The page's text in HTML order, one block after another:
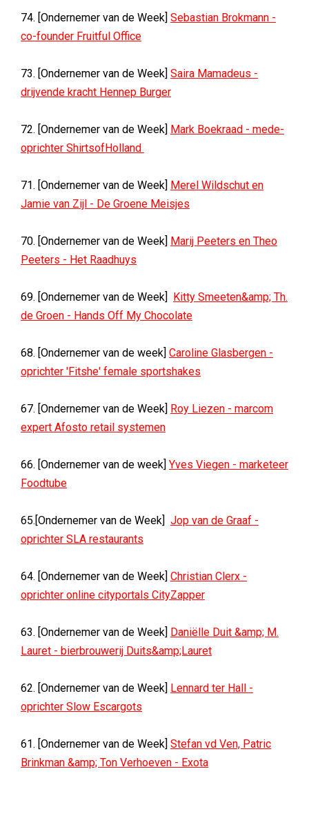
74. [Ondernemer van de Week] Sebastian Brokmann -
co-founder Fruitful Office
73. [Ondernemer van de Week] Saira Mamadeus -
drijvende kracht Hennep Burger
72. [Ondernemer van de Week] Mark Boekraad - mede-
oprichter ShirtsofHolland
71. [Ondernemer van de Week] Merel Wildschut en
Jamie van Zijl - De Groene Meisjes
70. [Ondernemer van de Week] Marij Peeters en Theo
Peeters - Het Raadhuys
69. [Ondernemer van de Week] Kitty Smeeten&amp; Th.
de Groen - Hands Off My Chocolate
68. [Ondernemer van de week] Caroline Glasbergen -
oprichter 'Fitshe' female sportshakes
67. [Ondernemer van de Week] Roy Liezen - marcom
expert Afosto retail systemen
66. [Ondernemer van de week] Yves Viegen - marketeer
Foodtube
65.[Ondernemer van de Week] Jop van de Graaf -
oprichter SLA restaurants
64. [Ondernemer van de Week] Christian Clerx -
oprichter online cityportals CityZapper
63. [Ondernemer van de Week] Daniëlle Duit &amp; M.
Lauret - bierbrouwerij Duits&amp;Lauret
62. [Ondernemer van de Week] Lennard ter Hall -
oprichter Slow Escargots
61. [Ondernemer van de Week] Stefan vd Ven, Patric
Brinkman &amp; Ton Verhoeven - Exota